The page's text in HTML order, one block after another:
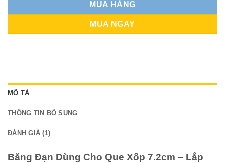
MUA HÀNG
MUA NGAY
MÔ TẢ
THÔNG TIN BỔ SUNG
ĐÁNH GIÁ (1)
Băng Đạn Dùng Cho Que Xốp 7.2cm – Lắp